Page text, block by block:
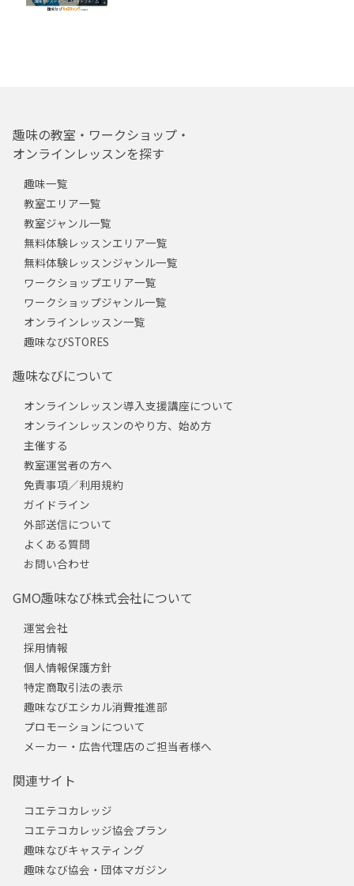
趣味の教室・ワークショップ・
オンラインレッスンを探す
趣味一覧
教室エリア一覧
教室ジャンル一覧
無料体験レッスンエリア一覧
無料体験レッスンジャンル一覧
ワークショップエリア一覧
ワークショップジャンル一覧
オンラインレッスン一覧
趣味なびSTORES
趣味なびについて
オンラインレッスン導入支援講座について
オンラインレッスンのやり方、始め方
主催する
教室運営者の方へ
免責事項／利用規約
ガイドライン
外部送信について
よくある質問
お問い合わせ
GMO趣味なび株式会社について
運営会社
採用情報
個人情報保護方針
特定商取引法の表示
趣味なびエシカル消費推進部
プロモーションについて
メーカー・広告代理店のご担当者様へ
関連サイト
コエテコカレッジ
コエテコカレッジ協会プラン
趣味なびキャスティング
趣味なび協会・団体マガジン